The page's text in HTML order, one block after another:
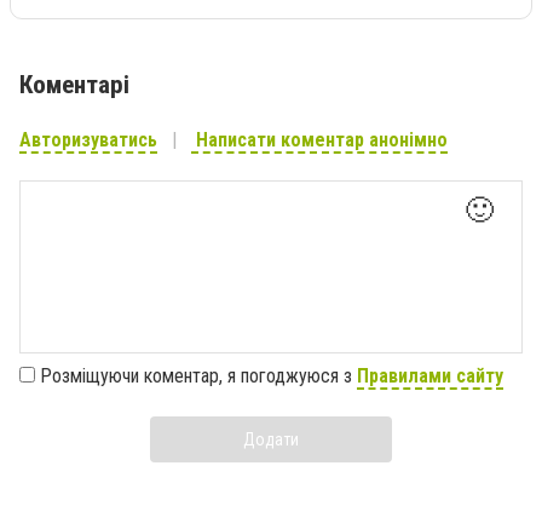
Коментарі
Авторизуватись Написати коментар анонімно
🙂
Розміщуючи коментар, я погоджуюся з Правилами сайту
Додати